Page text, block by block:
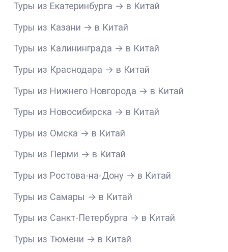
Туры из Екатеринбурга → в Китай
Туры из Казани → в Китай
Туры из Калининграда → в Китай
Туры из Краснодара → в Китай
Туры из Нижнего Новгорода → в Китай
Туры из Новосибирска → в Китай
Туры из Омска → в Китай
Туры из Перми → в Китай
Туры из Ростова-на-Дону → в Китай
Туры из Самары → в Китай
Туры из Санкт-Петербурга → в Китай
Туры из Тюмени → в Китай